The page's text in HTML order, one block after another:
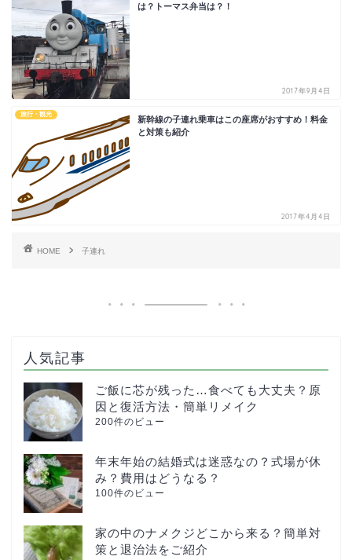
は？トーマス弁当は？！
2017年9月4日
旅行・観光
新幹線の子連れ乗車はこの座席がおすすめ！料金
と対策も紹介
2017年4月4日
HOME 子連れ
人気記事
ご飯に芯が残った…食べても大丈夫？原
因と復活方法・簡単リメイク
200件のビュー
年末年始の結婚式は迷惑なの？式場が休
み？費用はどうなる？
100件のビュー
家の中のナメクジどこから来る？簡単対
策と退治法をご紹介